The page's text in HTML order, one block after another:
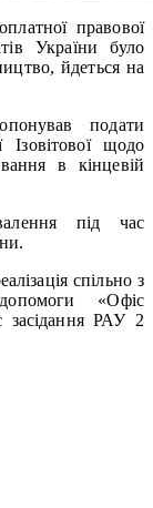
правової
України було
йдеться на
подати
щодо
в кінцевій
під час
спільно з
«Офіс
засідання РАУ 2